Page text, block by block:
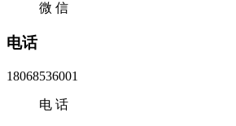
微 信
电话
18068536001
电 话